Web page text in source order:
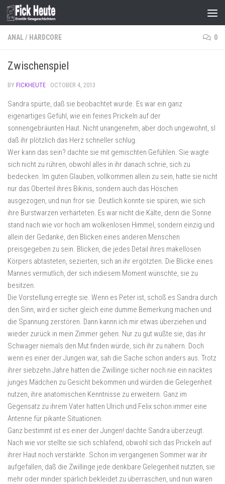
Skip to content
ANAL/ HARDCORE 0
Zwischenspiel
BY FICKHEUTE · OCTOBER 4, 2013
Sandra spürte, daß sie beobachtet wurde. Es war ein ganz
eigenartiges Gefühl, wie ein feines Prickeln auf der
sonnengebräunten Haut. Nicht unangenehm, aber doch ungewohnt, sl
daß ihr plötzlich das Herz schneller schlug.
Wer kann das sein? dachte sie mit gemischten Gefühlen. Sie wagte
sich nicht zu rühren, obwohl alles in ihr danach schrie, sich zu
bedecken. Im guten Glauben, vollkommen allein zu sein, hatte sie nicht
nur das Oberteil ihres Bikinis, sondern auch das Höschen
ausgezogen, und nun fror sie. Deutlich konnte sie spüren, wie sich
ihre Burstwarzen verhärteten. Es war nicht die Kälte, denn die Sonne
stand nach wie vor hoch am wolkenlosen Himmel, sondern einzig und
allein der Gedanke, den Blicken eines anderen Menschen
preisgegeben zu sein. Blicken, die jedes Detail ihres makellosen
Körpers abtasteten, sezierten, sich an ihr ergötzten. Die Blicke eines
Mannes vermutlich, der sich indiesem Moment wünschte, sie zu
besitzen.
Die Vorstellung erregte sie. Wenn es Peter ist, schoß es Sandra durch
den Sinn, wird er sicher gleich eine dumme Bemerkung machen und
die Spannung zerstören. Dann kannn ich mir etwas überziehen und
wieder zurück in mein Zimmer gehen. Nur zu gut wußte sie, das ihr
Schwager niemals den Mut finden würde, sich ihr zu nähern. Doch
wenn es einer der Jungen war, sah die Sache schon anders aus. Trotz
ihrer siebzehn Jahre hatten die Zwillinge sicher noch nie ein nacktes
junges Mädchen zu Gesicht bekommen und würden die Gelegenheit
nutzen, ihre anatomischen Kenntnisse zu erweitern. Ganz im
Gegensatz zu ihrem Vater hatten Ulrich und Felix schon immer eine
Antenne für pikante Situationen.
Ganz bestimmt ist es einer der Jungen! dachte Sandra überzeugt.
Nach wie vor stellte sie sich schlafend, obwohl sich das Prickeln auf
ihrer Haut noch verstärkte. Schon im vergangenen Sommer war ihr
aufgefallen, daß die Zwillinge jede denkbare Gelegenheit nutzten, sie
mehr oder minder spärlich bekleidet zu überraschen, und nun waren